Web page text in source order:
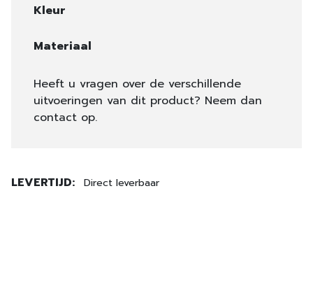
Kleur
Materiaal
Heeft u vragen over de verschillende
uitvoeringen van dit product? Neem dan
contact op.
LEVERTIJD: Direct leverbaar